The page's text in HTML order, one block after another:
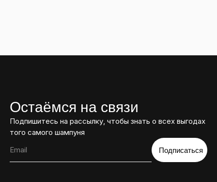
Остаёмся на связи
Подпишитесь на рассылку, чтобы знать о всех выгодах
того самого шампуня
Подписаться